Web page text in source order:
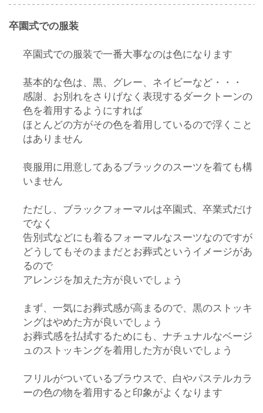
卒園式での服装
卒園式での服装で一番大事なのは色になります
基本的な色は、黒、グレー、ネイビーなど・・・
感謝、お別れをさりげなく表現するダークトーンの
色を着用するようにすれば
ほとんどの方がその色を着用しているので浮くこと
はありません
喪服用に用意してあるブラックのスーツを着ても構
いません
ただし、ブラックフォーマルは卒園式、卒業式だけ
でなく
告別式などにも着るフォーマルなスーツなのですが
どうしてもそのままだとお葬式というイメージがあ
るので
アレンジを加えた方が良いでしょう
まず、一気にお葬式感が高まるので、黒のストッキ
ングはやめた方が良いでしょう
お葬式感を払拭するためにも、ナチュナルなベージ
ュのストッキングを着用した方が良いでしょう
フリルがついているブラウスで、白やパステルカラ
ーの色の物を着用すると印象がよくなります